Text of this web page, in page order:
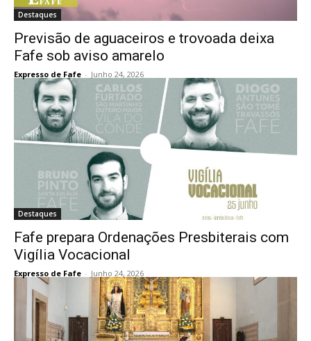
Destaques
Previsão de aguaceiros e trovoada deixa
Fafe sob aviso amarelo
Expresso de Fafe - Junho 24, 2026
Destaques
Fafe prepara Ordenações Presbiterais com
Vigília Vocacional
Expresso de Fafe - Junho 24, 2026